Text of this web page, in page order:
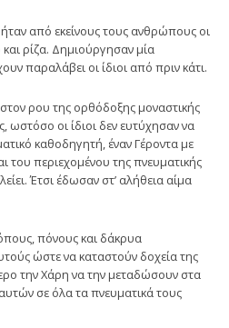
από εκείνους τους ανθρώπους οι
και ρίζα. Δημιούργησαν μία
παραλάβει οι ίδιοι από πριν κάτι.
ρου της ορθόδοξης μοναστικής
οι ίδιοι δεν ευτύχησαν να
καθοδηγητή, έναν Γέροντα με
του περιεχομένου της πνευματικής
Έτσι έδωσαν στ’ αλήθεια αίμα
πόνους και δάκρυα
ώστε να καταστούν δοχεία της
την Χάρη να την μεταδώσουν στα
σε όλα τα πνευματικά τους